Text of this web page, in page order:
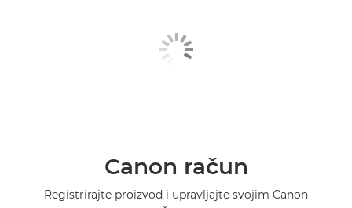
Canon račun
Registrirajte proizvod i upravljajte svojim Canon